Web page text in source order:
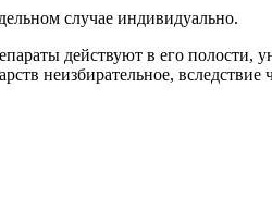
случае индивидуально.
действуют в его полости,
неизбирательное, вследствие